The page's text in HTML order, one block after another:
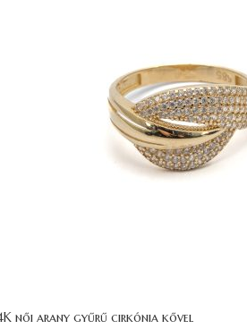
női arany gyűrű cirkónia kővel